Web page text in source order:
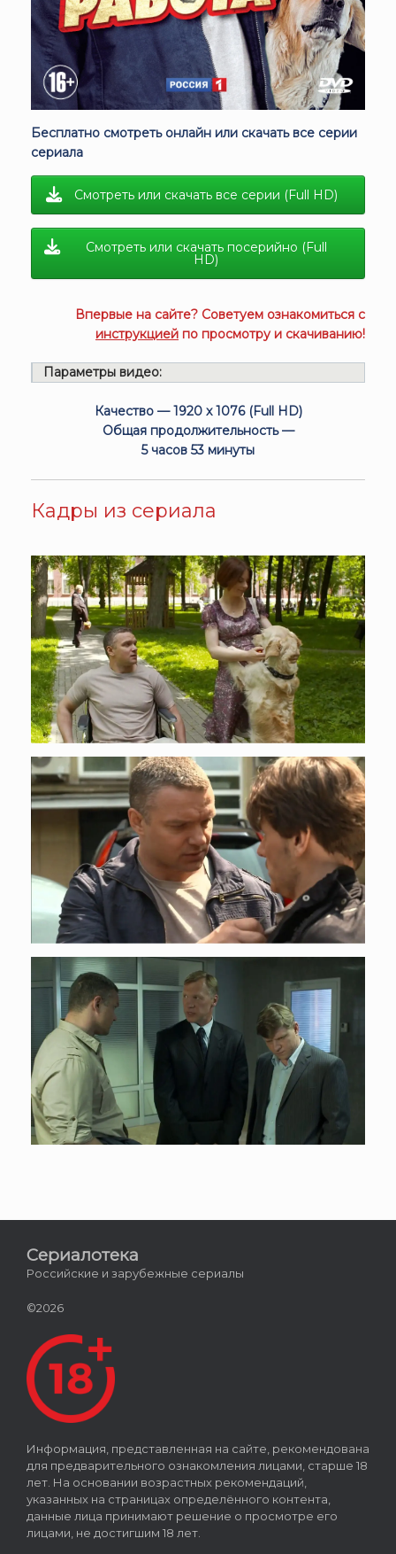
Бесплатно смотреть онлайн или скачать все серии
сериала
Смотреть или скачать все серии (Full HD)
Смотреть или скачать посерийно (Full
HD)
Впервые на сайте? Советуем ознакомиться с
инструкцией по просмотру и скачиванию!
Параметры видео:
Качество — 1920 x 1076 (Full HD)
Общая продолжительность —
5 часов 53 минуты
Кадры из сериала
Сериалотека
Российские и зарубежные сериалы
©2026
Информация, представленная на сайте, рекомендована
для предварительного ознакомления лицами, старше 18
лет. На основании возрастных рекомендаций,
указанных на страницах определённого контента,
данные лица принимают решение о просмотре его
лицами, не достигшим 18 лет.